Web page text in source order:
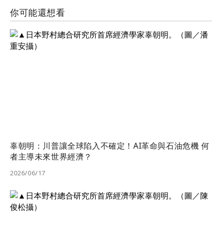
你可能還想看
辜朝明：川普讓全球陷入不確定！AI革命與石油危機 何
者主導未來世界經濟？
2026/06/17